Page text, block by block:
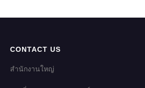
CONTACT US
สำนักงานใหญ่